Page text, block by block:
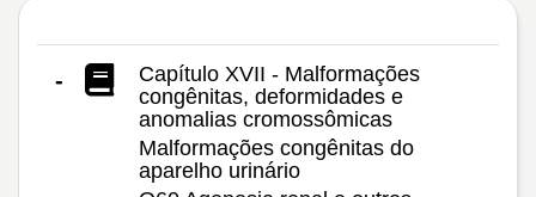
-
Capítulo XVII - Malformações
congênitas, deformidades e
anomalias cromossômicas
Malformações congênitas do
aparelho urinário